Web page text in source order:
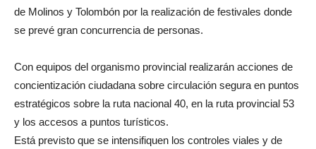
de Molinos y Tolombón por la realización de festivales donde
se prevé gran concurrencia de personas.
Con equipos del organismo provincial realizarán acciones de
concientización ciudadana sobre circulación segura en puntos
estratégicos sobre la ruta nacional 40, en la ruta provincial 53
y los accesos a puntos turísticos.
Está previsto que se intensifiquen los controles viales y de